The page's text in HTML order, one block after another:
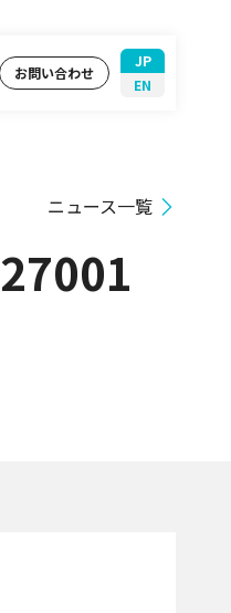
お問い合わせ
JP
EN
ニュース一覧